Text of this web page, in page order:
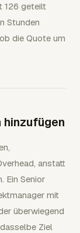
126 geteilt
Stunden
die Quote um
anstatt
Ein Senior
mit
überwiegend
Ziel